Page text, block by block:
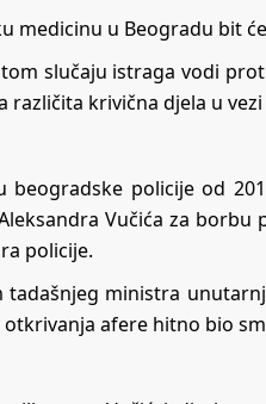
medicinu u Beogradu bit
slučaju istraga vodi
različita krivična djela u
beogradske policije od
Vučića za
policije.
tadašnjeg ministra
afere hitno bio